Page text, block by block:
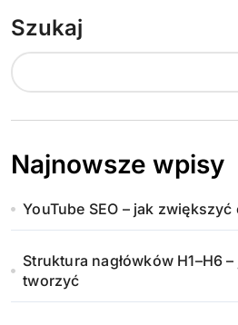
n
i
o
w
a
Szukaj
Najnowsze wpisy
YouTube SEO – jak
Struktura nagłówków H1–H6
tworzyć